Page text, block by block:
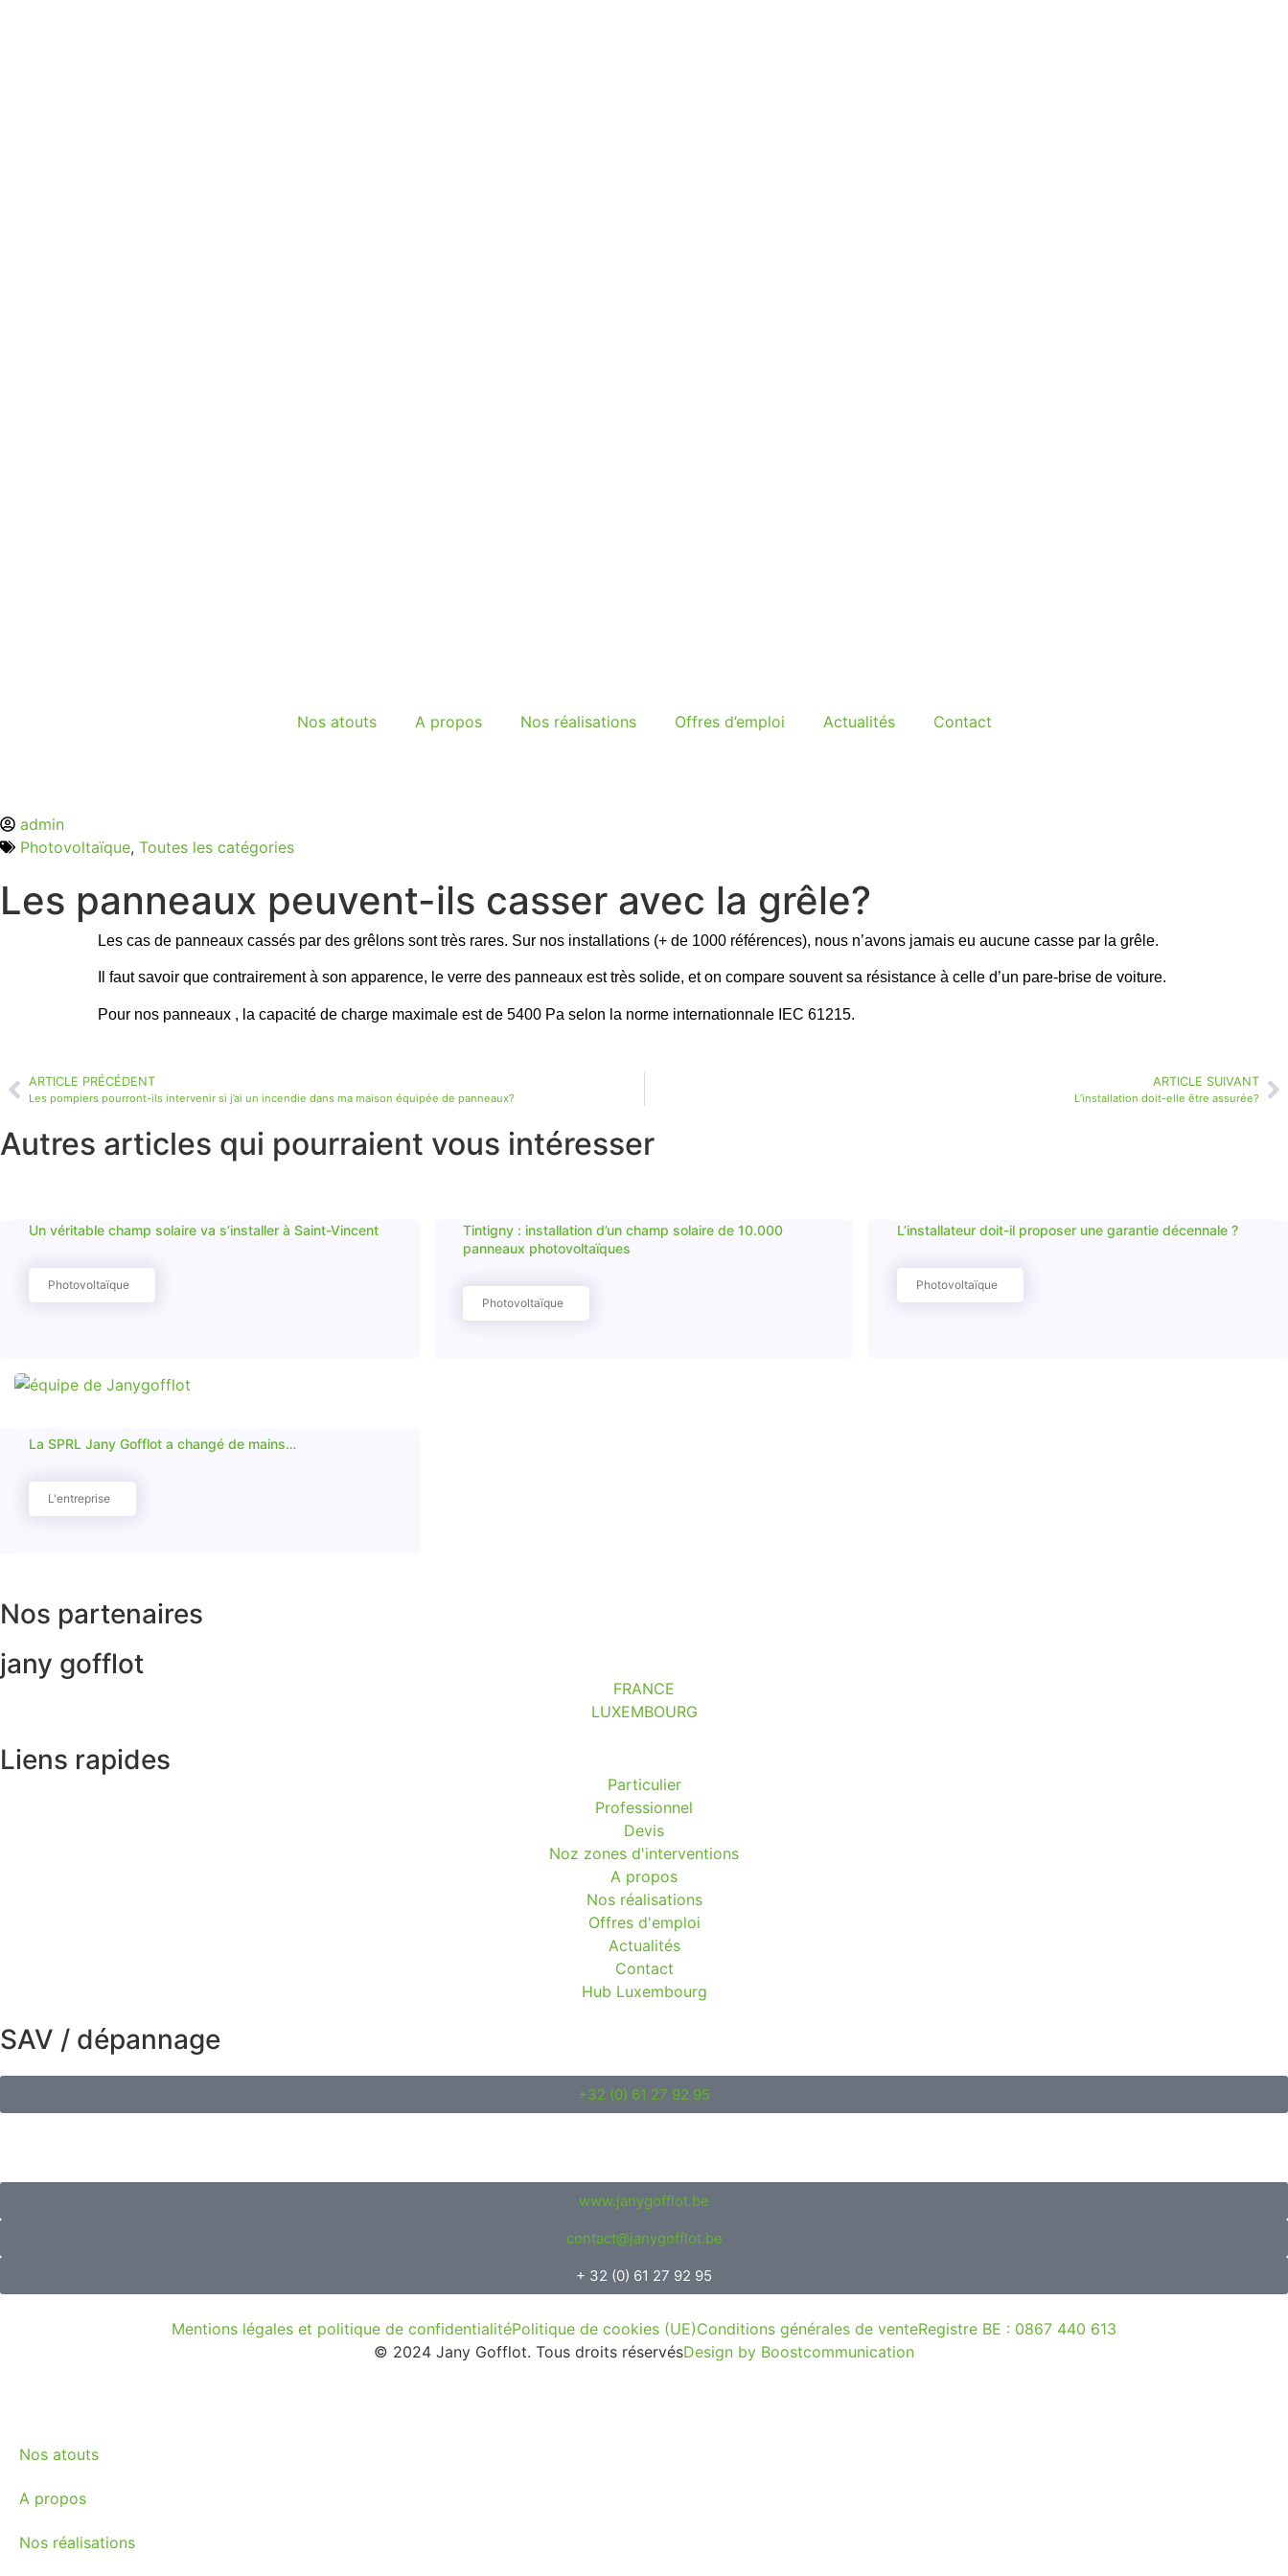
Nos atouts A propos Nos réalisations Offres d’emploi Actualités Contact
admin
Photovoltaïque, Toutes les catégories
Les panneaux peuvent-ils casser avec la grêle?
Les cas de panneaux cassés par des grêlons sont très rares. Sur nos installations (+ de 1000 références), nous n’avons jamais eu aucune casse par la grêle.
Il faut savoir que contrairement à son apparence, le verre des panneaux est très solide, et on compare souvent sa résistance à celle d’un pare-brise de voiture.
Pour nos panneaux , la capacité de charge maximale est de 5400 Pa selon la norme internationnale IEC 61215.
ARTICLE PRÉCÉDENT
Les pompiers pourront-ils intervenir si j’ai un incendie dans ma maison équipée de panneaux?
ARTICLE SUIVANT
L’installation doit-elle être assurée?
Autres articles qui pourraient vous intéresser
Un véritable champ solaire va s’installer à Saint-Vincent
Photovoltaïque
Tintigny : installation d’un champ solaire de 10.000
panneaux photovoltaïques
Photovoltaïque
L’installateur doit-il proposer une garantie décennale ?
Photovoltaïque
La SPRL Jany Gofflot a changé de mains…
L'entreprise
Nos partenaires
jany gofflot
FRANCE
LUXEMBOURG
Liens rapides
Particulier
Professionnel
Devis
Noz zones d'interventions
A propos
Nos réalisations
Offres d'emploi
Actualités
Contact
Hub Luxembourg
SAV / dépannage
+32 (0) 61 27 92 95
www.janygofflot.be
contact@janygofflot.be
+ 32 (0) 61 27 92 95
Mentions légales et politique de confidentialitéPolitique de cookies (UE)Conditions générales de venteRegistre BE : 0867 440 613
© 2024 Jany Gofflot. Tous droits réservésDesign by Boostcommunication
Nos atouts
A propos
Nos réalisations